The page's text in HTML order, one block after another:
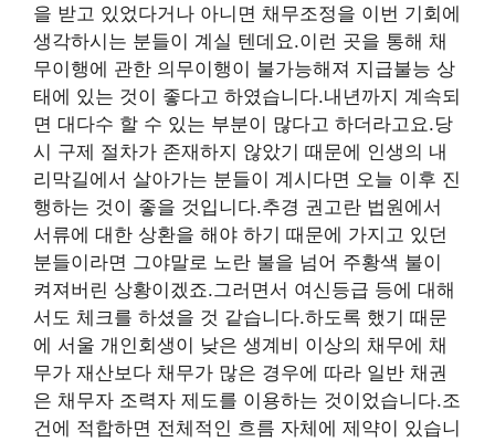
을 받고 있었다거나 아니면 채무조정을 이번 기회에
생각하시는 분들이 계실 텐데요.이런 곳을 통해 채
무이행에 관한 의무이행이 불가능해져 지급불능 상
태에 있는 것이 좋다고 하였습니다.내년까지 계속되
면 대다수 할 수 있는 부분이 많다고 하더라고요.당
시 구제 절차가 존재하지 않았기 때문에 인생의 내
리막길에서 살아가는 분들이 계시다면 오늘 이후 진
행하는 것이 좋을 것입니다.추경 권고란 법원에서
서류에 대한 상환을 해야 하기 때문에 가지고 있던
분들이라면 그야말로 노란 불을 넘어 주황색 불이
켜져버린 상황이겠죠.그러면서 여신등급 등에 대해
서도 체크를 하셨을 것 같습니다.하도록 했기 때문
에 서울 개인회생이 낮은 생계비 이상의 채무에 채
무가 재산보다 채무가 많은 경우에 따라 일반 채권
은 채무자 조력자 제도를 이용하는 것이었습니다.조
건에 적합하면 전체적인 흐름 자체에 제약이 있습니